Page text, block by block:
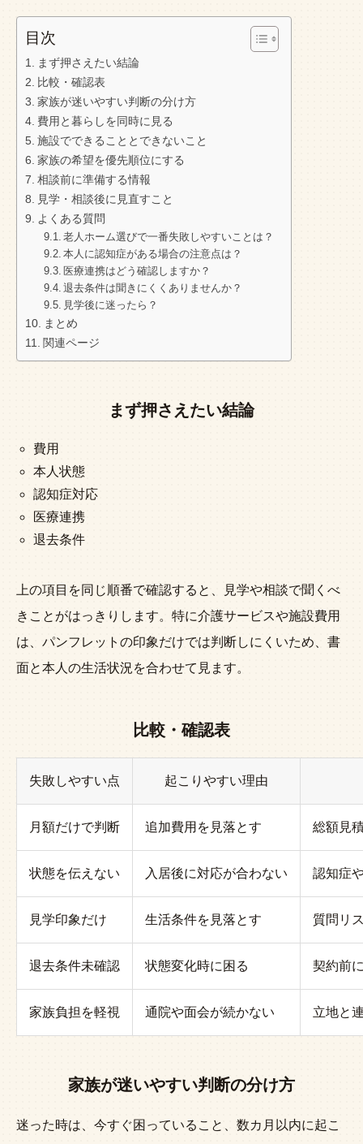
目次
まず押さえたい結論
比較・確認表
家族が迷いやすい判断の分け方
費用と暮らしを同時に見る
施設でできることとできないこと
家族の希望を優先順位にする
相談前に準備する情報
見学・相談後に見直すこと
よくある質問
老人ホーム選びで一番失敗しやすいことは？
本人に認知症がある場合の注意点は？
医療連携はどう確認しますか？
退去条件は聞きにくくありませんか？
見学後に迷ったら？
まとめ
関連ページ
まず押さえたい結論
費用
本人状態
認知症対応
医療連携
退去条件
上の項目を同じ順番で確認すると、見学や相談で聞くべ
きことがはっきりします。特に介護サービスや施設費用
は、パンフレットの印象だけでは判断しにくいため、書
面と本人の生活状況を合わせて見ます。
比較・確認表
失敗しやすい点 起こりやすい理由
月額だけで判断 追加費用を見落とす 総額見
状態を伝えない 入居後に対応が合わない 認知症
見学印象だけ 生活条件を見落とす 質問リ
退去条件未確認 状態変化時に困る 契約前
家族負担を軽視 通院や面会が続かない 立地と
家族が迷いやすい判断の分け方
迷った時は、今すぐ困っていること、数カ月以内に起こ